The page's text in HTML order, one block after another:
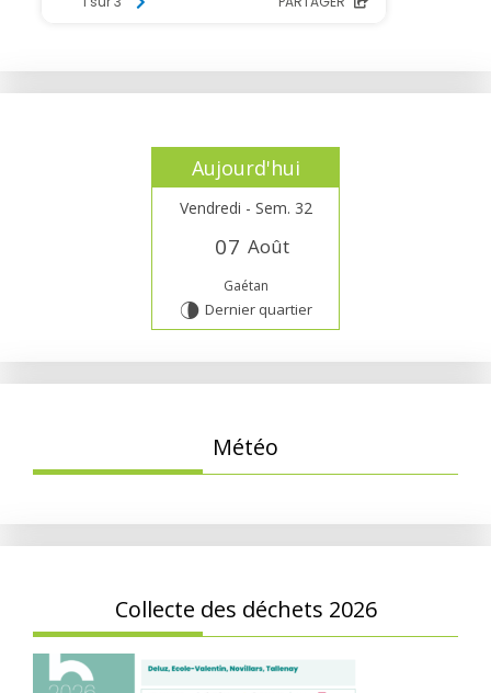
Aujourd'hui
Vendredi - Sem. 32
07 Août
Gaétan
U Dernier quartier
Météo
Collecte des déchets 2026